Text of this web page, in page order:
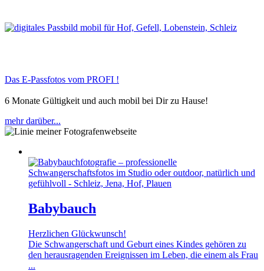
Das E-Passfotos vom PROFI !
6 Monate Gültigkeit und auch mobil bei Dir zu Hause!
mehr darüber...
Babybauch
Herzlichen Glückwunsch!
Die Schwangerschaft und Geburt eines Kindes gehören zu
den herausragenden Ereignissen im Leben, die einem als Frau
...